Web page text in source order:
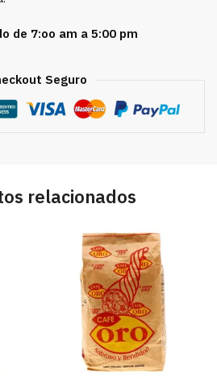
de 7:oo am a 5:00 pm
Seguro
relacionados